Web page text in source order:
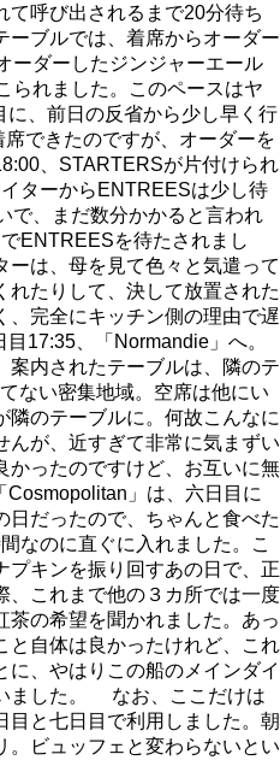
て呼び出されるまで20分待ち
ーブルでは、着席からオーダー
ーダーしたジンジャーエール
られました。このペースはヤ
、前日の反省から少し早く行
できたのですが、オーダーを
、STARTERSが片付けられ
ターからENTREESは少し待
で、まだ数分かかると言われ
ENTREESを待たされまし
ーは、母を見て色々と気遣って
れたりして、決して放置された
、完全にキッチン側の理由で遅
17:35、「Normandie」へ。
案内されたテーブルは、隣のテ
ない密集地域。空席は他にい
隣のテーブルに。何故こんなに
んが、近すぎて非常に気まずい
かったのですけど、お互いに無
」は、六日目に
日だったので、ちゃんと食べた
なのに直ぐに入れました。こ
プキンを振り回すあの日で、正
、これまで他の３カ所では一度
茶の希望を聞かれました。あっ
と自体は良かったけれど、これ
に、やはりこの船のメインダイ
ました。 なお、ここだけは
目と七日目で利用しました。朝
。ビュッフェと変わらないとい